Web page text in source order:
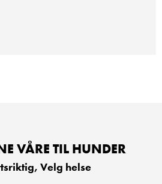
VÅRE TIL HUNDER
Velg helse